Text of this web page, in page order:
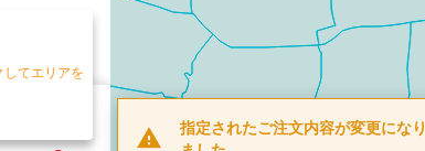
てエリアを
指定されたご注文内容が変更になり